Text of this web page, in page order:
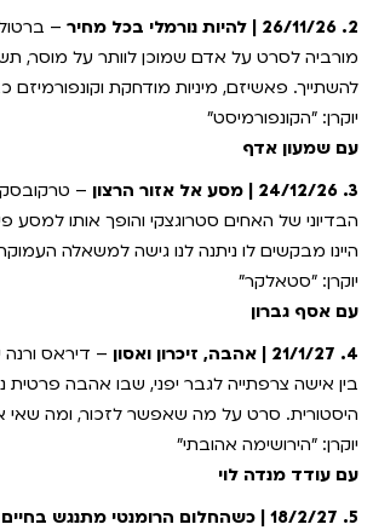
2. 26/11/26 | להיות נורמלי בכל מחיר
–
מורביה לסרט על אדם שמוכן לוותר על מוסר,
להשתייך. פאשיזם, מיניות מודחקת וקונפורמיזם
יוקרן: "הקונפורמיסט"
עם שמעון אדף
3. 24/12/26 | מסע אל אזור הרצון
–
הבדיוני של האחים סטרוגצקי והופך אותו למסע
היינו מבקשים לו ניתנה לנו גישה למשאלה
יוקרן: "סטאלקר"
עם אסף גברון
4. 21/1/27 | אהבה, זיכרון ואסון
– דיראס ורנה
בין אישה צרפתייה לגבר יפני, שבו אהבה
היסטורית. סרט על מה שאפשר לזכור, ומה
יוקרן: "הירושימה אהובתי"
עם עודד מנדה לוי
5. 18/2/27 | כשהחלום הרומנטי מתנגש בחיים